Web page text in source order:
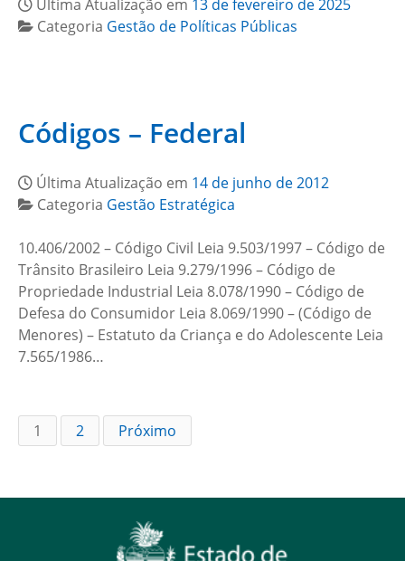
Última Atualização em 13 de fevereiro de 2025
Categoria Gestão de Políticas Públicas
Códigos – Federal
Última Atualização em 14 de junho de 2012
Categoria Gestão Estratégica
10.406/2002 – Código Civil Leia 9.503/1997 – Código de
Trânsito Brasileiro Leia 9.279/1996 – Código de
Propriedade Industrial Leia 8.078/1990 – Código de
Defesa do Consumidor Leia 8.069/1990 – (Código de
Menores) – Estatuto da Criança e do Adolescente Leia
7.565/1986…
1 2 Próximo